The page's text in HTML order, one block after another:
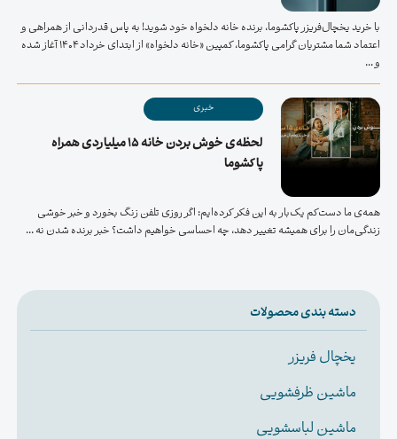
با خرید یخچال‌فریزر پاکشوما، برنده خانه دلخواه خود شوید! به پاس قدردانی از همراهی و
اعتماد شما مشتریان گرامی پاکشوما، کمپین «خانه دلخواه» از ابتدای خرداد ۱۴۰۴ آغاز شده
و ...
خبری
لحظه‌ی خوش بردن خانه ۱۵ میلیاردی همراه
پاکشوما
همه‌ی ما دست‌کم یک‌بار به این فکر کرده‌ایم: اگر روزی تلفن زنگ بخورد و خبر خوشی
زندگی‌مان را برای همیشه تغییر دهد، چه احساسی خواهیم داشت؟ خبر برنده شدن نه ...
دسته بندی محصولات
یخچال فریزر
ماشین ظرفشویی
ماشین لباسشویی